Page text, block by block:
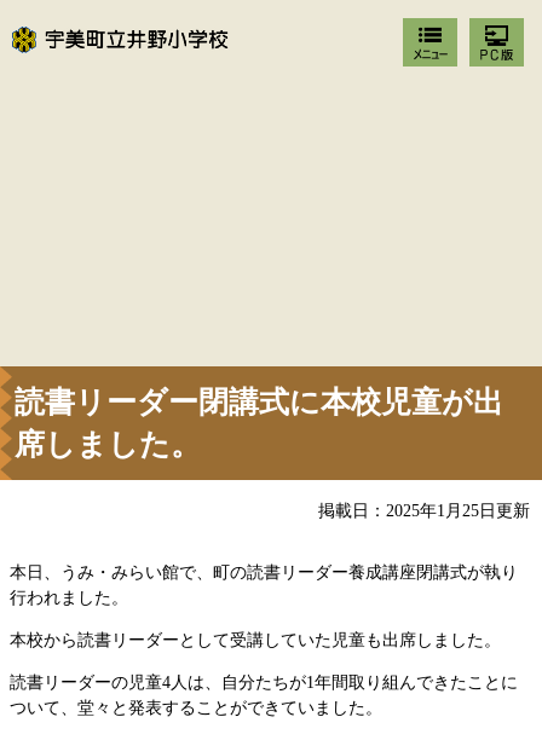
読書リーダー閉講式に本校児童が出
席しました。
掲載日：2025年1月25日更新
本日、うみ・みらい館で、町の読書リーダー養成講座閉講式が執り
行われました。
本校から読書リーダーとして受講していた児童も出席しました。
読書リーダーの児童4人は、自分たちが1年間取り組んできたことに
ついて、堂々と発表することができていました。